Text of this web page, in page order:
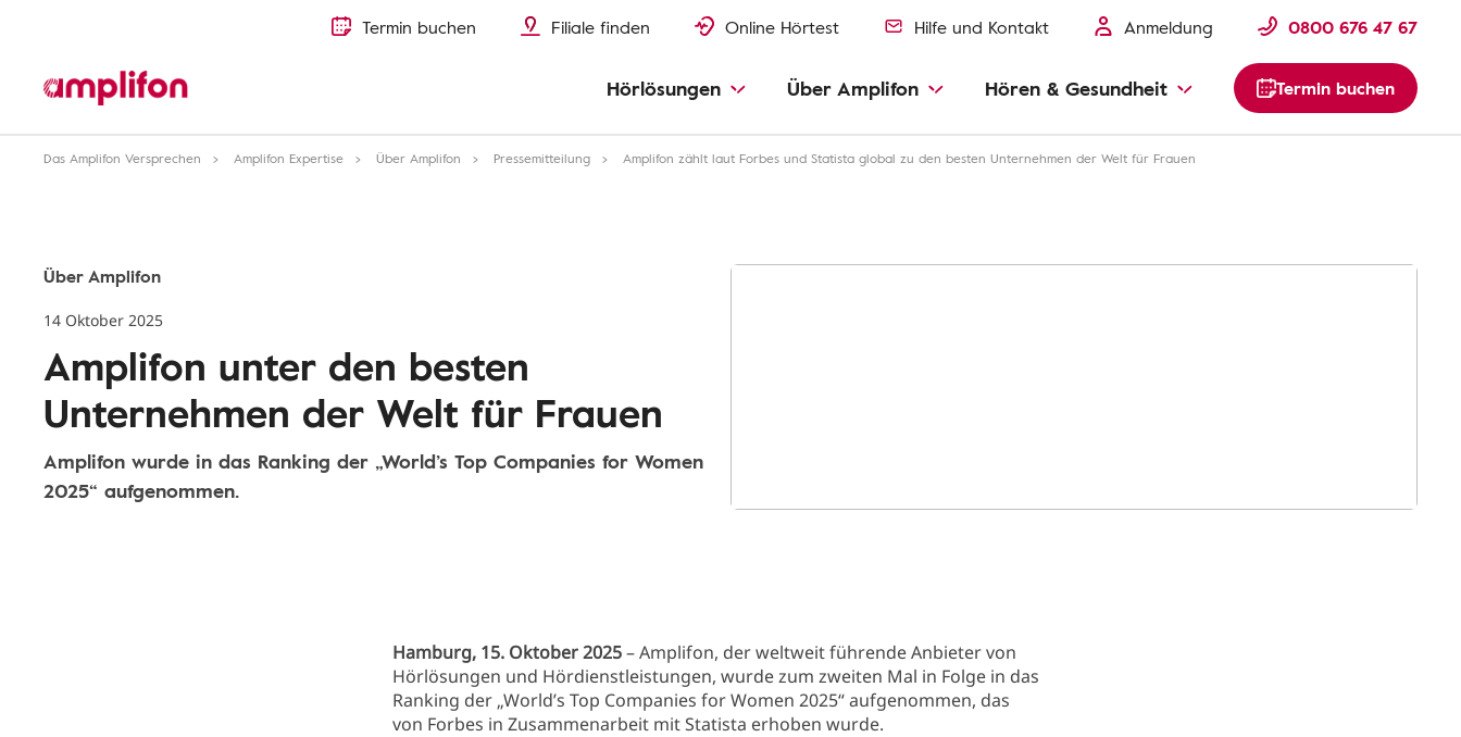
Termin buchen Filiale finden Online Hörtest Hilfe und Kontakt Anmeldung 0800 676 47 67
Hörlösungen Über Amplifon Hören & Gesundheit Termin buchen
Das Amplifon Versprechen Amplifon Expertise Über Amplifon Pressemitteilung Amplifon zählt laut Forbes und Statista global zu den besten Unternehmen der Welt für Frauen
Über Amplifon
14 Oktober 2025
Amplifon unter den besten
Unternehmen der Welt für Frauen
Amplifon wurde in das Ranking der „World’s Top Companies for Women
2025“ aufgenommen.
Hamburg, 15. Oktober 2025– Amplifon, der weltweit führende Anbieter von
Hörlösungen und Hördienstleistungen, wurde zum zweiten Mal in Folge in das
Ranking der „World’s Top Companies for Women 2025“ aufgenommen, das
von Forbes in Zusammenarbeit mit Statista erhoben wurde.